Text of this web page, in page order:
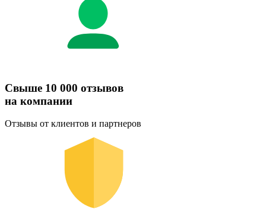
Свыше 10 000 отзывов
на компании
Отзывы от клиентов и партнеров